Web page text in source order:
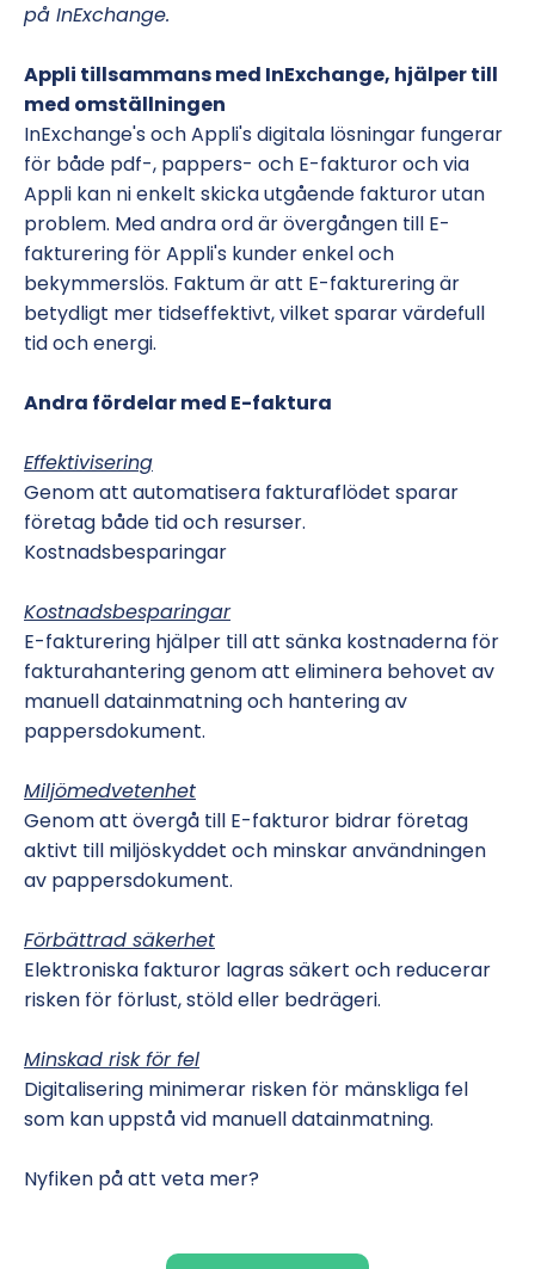
på InExchange.
Appli tillsammans med InExchange, hjälper till
med omställningen
InExchange's och Appli's digitala lösningar fungerar
för både pdf-, pappers- och E-fakturor och via
Appli kan ni enkelt skicka utgående fakturor utan
problem. Med andra ord är övergången till E-
fakturering för Appli's kunder enkel och
bekymmerslös. Faktum är att E-fakturering är
betydligt mer tidseffektivt, vilket sparar värdefull
tid och energi.
Andra fördelar med E-faktura
Effektivisering
Genom att automatisera fakturaflödet sparar
företag både tid och resurser.
Kostnadsbesparingar
Kostnadsbesparingar
E-fakturering hjälper till att sänka kostnaderna för
fakturahantering genom att eliminera behovet av
manuell datainmatning och hantering av
pappersdokument.
Miljömedvetenhet
Genom att övergå till E-fakturor bidrar företag
aktivt till miljöskyddet och minskar användningen
av pappersdokument.
Förbättrad säkerhet
Elektroniska fakturor lagras säkert och reducerar
risken för förlust, stöld eller bedrägeri.
Minskad risk för fel
Digitalisering minimerar risken för mänskliga fel
som kan uppstå vid manuell datainmatning.
Nyfiken på att veta mer?